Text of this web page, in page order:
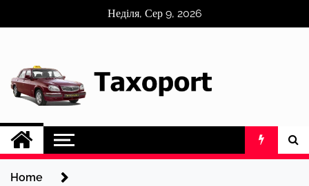
Неділя, Сер 9, 2026
Home